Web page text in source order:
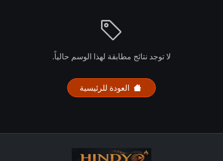
لا توجد نتائج مطابقة لهذا الوسم حالياً.
العودة للرئيسية